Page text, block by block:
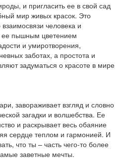
и пригласить ее в свой сад
мир живых красок. Это
человека и
ее пышным цветением
и умиротворения,
заботах, а простота и
задуматься о красоте в мире
завораживает взгляд и словно
загадки и волшебства. Ее
и раскрывает весь обаяние
сердце теплом и гармонией. И
что ты – часть чего-то более
заветные мечты.